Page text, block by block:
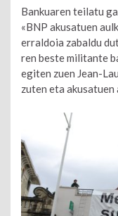
Bankuaren teilatu
«BNP akusatuen
erraldoia zabaldu
ren beste militante
egiten zuen Jean-
zuten eta